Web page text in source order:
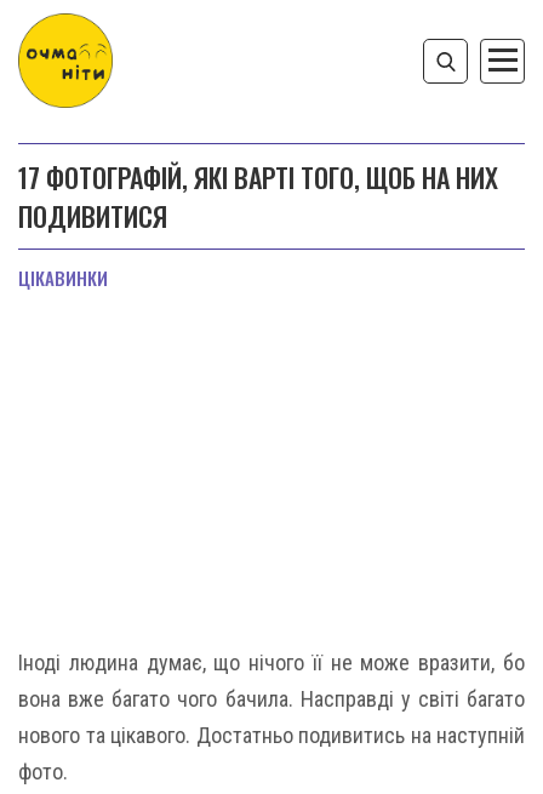
17 ФОТОГРАФІЙ, ЯКІ ВАРТІ ТОГО, ЩОБ НА НИХ
ПОДИВИТИСЯ
ЦІКАВИНКИ
Іноді людина думає, що нічого її не може вразити, бо
вона вже багато чого бачила. Насправді у світі багато
нового та цікавого. Достатньо подивитись на наступній
фото.